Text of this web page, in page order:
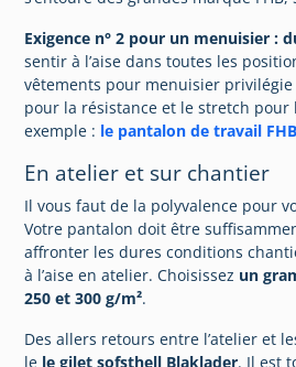
Exigence n° 2 pour un menuisier :
sentir à l’aise dans toutes les
vêtements pour menuisier
pour la résistance et le stretch pour
exemple : le pantalon de travail
En atelier et sur chantier
Il vous faut de la polyvalence pour
Votre pantalon doit être
affronter les dures conditions
à l’aise en atelier. Choisissez un
250 et 300 g/m².
Des allers retours entre l’atelier et
le le gilet sofsthell Blaklader. Il est